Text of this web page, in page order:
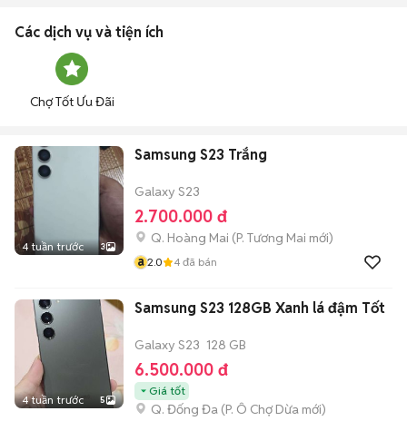
Các dịch vụ và tiện ích
Chợ Tốt Ưu Đãi
4 tuần trước 3
Samsung S23 Trắng
Galaxy S23
2.700.000 đ
Q. Hoàng Mai (P. Tương Mai mới)
a 2.0 4 đã bán
4 tuần trước 5
Samsung S23 128GB Xanh lá đậm Tốt
Galaxy S23 128 GB
6.500.000 đ
Giá tốt
Q. Đống Đa (P. Ô Chợ Dừa mới)